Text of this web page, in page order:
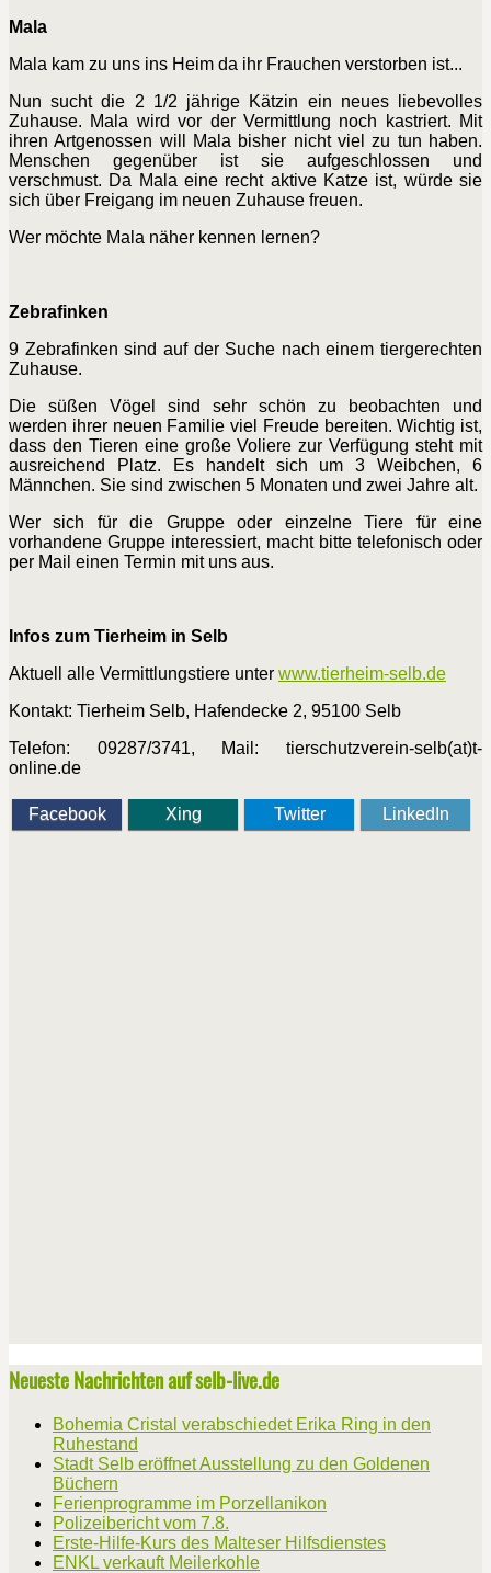
Mala
Mala kam zu uns ins Heim da ihr Frauchen verstorben ist...
Nun sucht die 2 1/2 jährige Kätzin ein neues liebevolles
Zuhause. Mala wird vor der Vermittlung noch kastriert. Mit
ihren Artgenossen will Mala bisher nicht viel zu tun haben.
Menschen gegenüber ist sie aufgeschlossen und
verschmust. Da Mala eine recht aktive Katze ist, würde sie
sich über Freigang im neuen Zuhause freuen.
Wer möchte Mala näher kennen lernen?
Zebrafinken
9 Zebrafinken sind auf der Suche nach einem tiergerechten
Zuhause.
Die süßen Vögel sind sehr schön zu beobachten und
werden ihrer neuen Familie viel Freude bereiten. Wichtig ist,
dass den Tieren eine große Voliere zur Verfügung steht mit
ausreichend Platz. Es handelt sich um 3 Weibchen, 6
Männchen. Sie sind zwischen 5 Monaten und zwei Jahre alt.
Wer sich für die Gruppe oder einzelne Tiere für eine
vorhandene Gruppe interessiert, macht bitte telefonisch oder
per Mail einen Termin mit uns aus.
Infos zum Tierheim in Selb
Aktuell alle Vermittlungstiere unter www.tierheim-selb.de
Kontakt: Tierheim Selb, Hafendecke 2, 95100 Selb
Telefon: 09287/3741, Mail: tierschutzverein-selb(at)t-
online.de
Facebook Xing Twitter LinkedIn
Neueste Nachrichten auf selb-live.de
Bohemia Cristal verabschiedet Erika Ring in den
Ruhestand
Stadt Selb eröffnet Ausstellung zu den Goldenen
Büchern
Ferienprogramme im Porzellanikon
Polizeibericht vom 7.8.
Erste-Hilfe-Kurs des Malteser Hilfsdienstes
ENKL verkauft Meilerkohle